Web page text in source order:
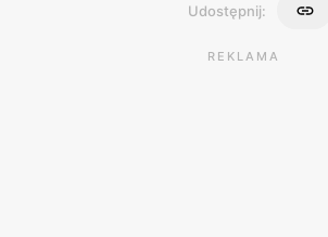
Udostępnij:
REKLAMA